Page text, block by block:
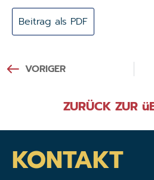
Beitrag als PDF
VORIGER
ZURÜCK ZUR
KONTAKT